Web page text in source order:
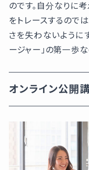
のです。自分なりに
をトレースするので
さを失わないように
ージャー」の第一歩
オンライン公開